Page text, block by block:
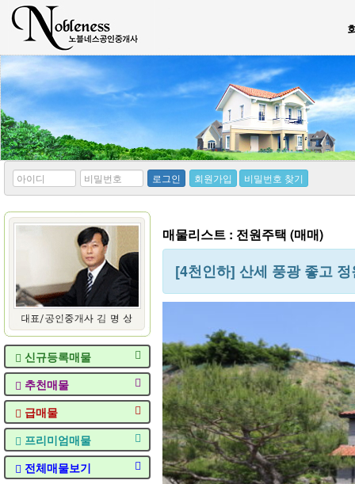
*
아
디
*
비
번
호
로그인 회원가입 비밀번호 찾기
신규등록매물
추천매물
급매물
프리미엄매물
전체매물보기
매물리스트 : 전원주택 (매매)
[4천인하] 산세 풍광 좋고